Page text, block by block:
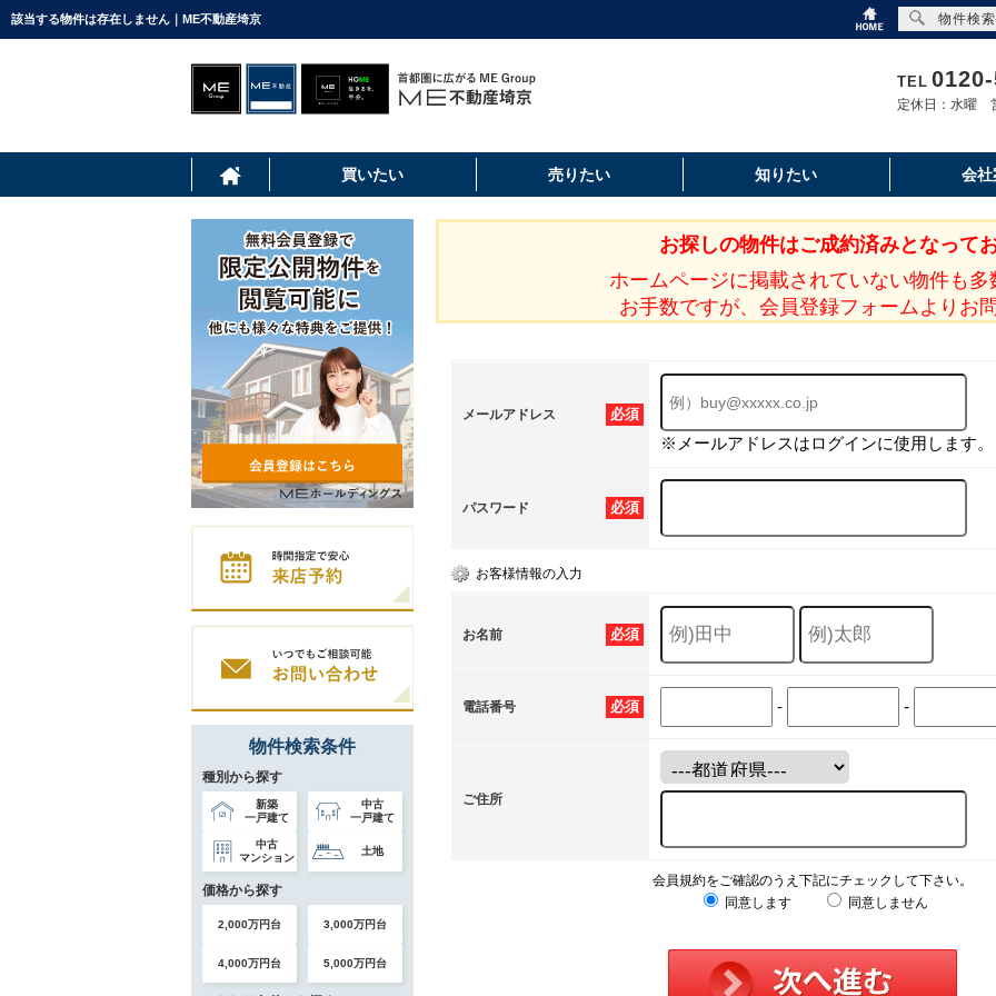
該当する物件は存在しません｜ME不動産埼京
TEL
定休日：水曜
買いたい 売りたい 知りたい 会社
お探しの物件はご成約済みとなってお
ホームページに掲載されていない物件も多
お手数ですが、会員登録フォームよりお
必須
メールアドレス
※メールアドレスはログインに使用します。
必須
パスワード
お客様情報の入力
必須
お名前
必須
電話番号 - -
ご住所
会員規約をご確認のうえ下記にチェックして下さい。
同意します
同意しません
物件検索条件
種別から探す
新築
一戸建て
中古
一戸建て
中古
マンション
土地
価格から探す
2,000万円台 3,000万円台
4,000万円台 5,000万円台
物件検索